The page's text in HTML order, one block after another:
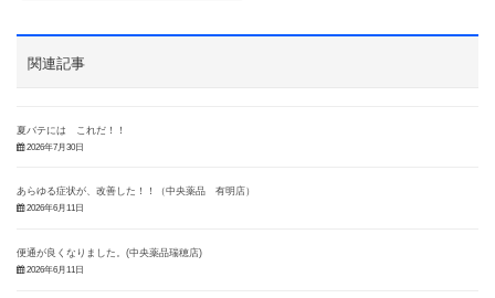
関連記事
夏バテには これだ！！
2026年7月30日
あらゆる症状が、改善した！！（中央薬品 有明店）
2026年6月11日
便通が良くなりました。(中央薬品瑞穂店)
2026年6月11日